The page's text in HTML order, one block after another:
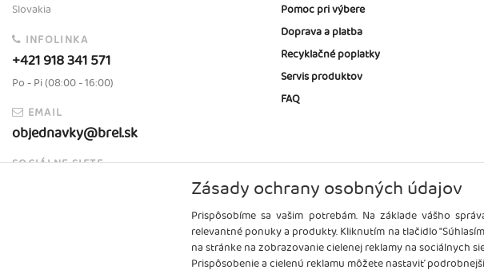
Slovakia
INFOLINKA
+421 918 341 571
Po - Pi (08:00 - 16:00)
EMAIL
objednavky@brel.sk
SOCIÁLNE SIETE
Pomoc pri výbere
Doprava a platba
Recyklačné poplatky
Servis produktov
FAQ
Zásady ochrany osobných údajov
Prispôsobíme sa vašim potrebám. Na základe vášho
relevantné ponuky a produkty. Kliknutím na tlačidlo
na stránke na zobrazovanie cielenej reklamy na sociálnych
Prispôsobenie a cielenú reklamu môžete nastaviť